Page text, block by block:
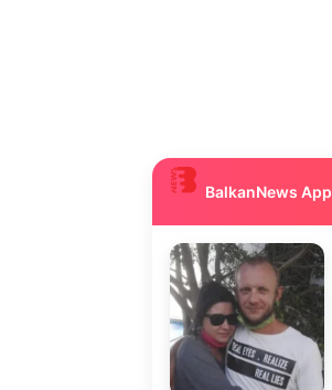
BalkanNews App